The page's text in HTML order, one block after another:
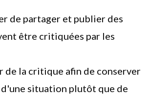
de partager et publier des
être critiquées par les
de la critique afin de conserver
situation plutôt que de